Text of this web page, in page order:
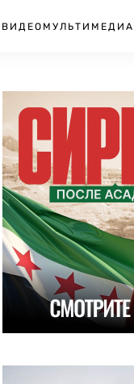
ВИДЕО МУЛЬТИМЕДИА